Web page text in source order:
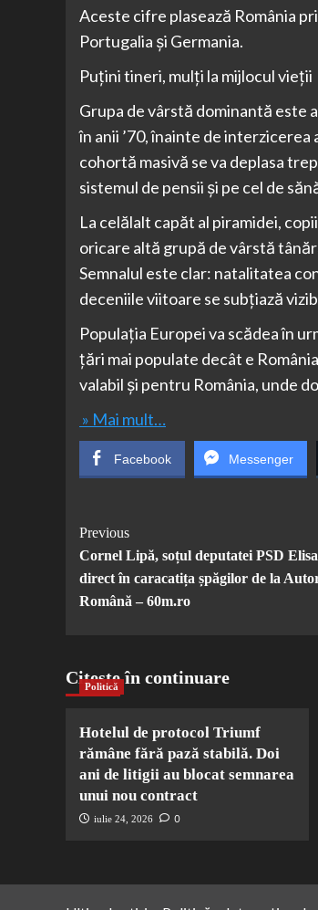
Aceste cifre plasează România
Portugalia și Germania.
Puțini tineri, mulți la mijlocul vieții
Grupa de vârstă dominantă este
în anii ’70, înainte de
cohortă masivă se va deplasa
sistemul de pensii și pe cel de
La celălalt capăt al piramidei,
oricare altă grupă de vârstă
Semnalul este clar: natalitatea
deceniile viitoare se subțiază
Populația Europei va scădea în
țări mai populate decât e
valabil și pentru România, unde
» Mai mult…
Facebook Messenger
Post
Navigation
Previous
Cornel Lipă, soțul deputatei PSD
direct în caracatița șpăgilor de la
Română – 60m.ro
Citește în continuare
Politică
Hotelul de protocol Triumf
rămâne fără pază stabilă. Doi
ani de litigii au blocat semnarea
unui nou contract
iulie 24, 2026 0